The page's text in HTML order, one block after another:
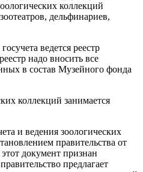
коллекций
дельфинариев,
ведется реестр
надо вносить все
в состав Музейного фонда
коллекций занимается
и ведения зоологических
правительства от
документ признан
предлагает